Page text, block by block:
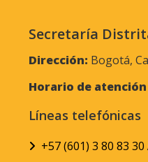
Secretaría
Dirección: Bogotá,
Horario de atención
Líneas telefónicas
+57 (601) 3 80 83 30